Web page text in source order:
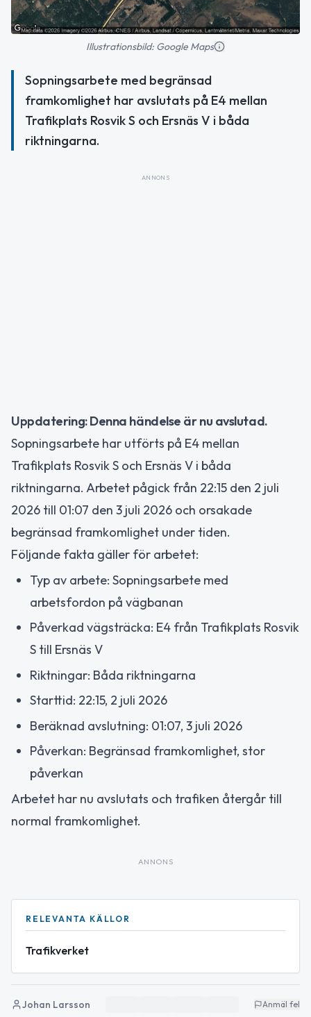
Illustrationsbild: Google Maps
Sopningsarbete med begränsad
framkomlighet har avslutats på E4 mellan
Trafikplats Rosvik S och Ersnäs V i båda
riktningarna.
ANNONS
Uppdatering: Denna händelse är nu avslutad.
Sopningsarbete har utförts på E4 mellan
Trafikplats Rosvik S och Ersnäs V i båda
riktningarna. Arbetet pågick från 22:15 den 2 juli
2026 till 01:07 den 3 juli 2026 och orsakade
begränsad framkomlighet under tiden.
Följande fakta gäller för arbetet:
Typ av arbete: Sopningsarbete med
arbetsfordon på vägbanan
Påverkad vägsträcka: E4 från Trafikplats Rosvik
S till Ersnäs V
Riktningar: Båda riktningarna
Starttid: 22:15, 2 juli 2026
Beräknad avslutning: 01:07, 3 juli 2026
Påverkan: Begränsad framkomlighet, stor
påverkan
Arbetet har nu avslutats och trafiken återgår till
normal framkomlighet.
ANNONS
RELEVANTA KÄLLOR
Trafikverket
Johan Larsson Anmäl fel